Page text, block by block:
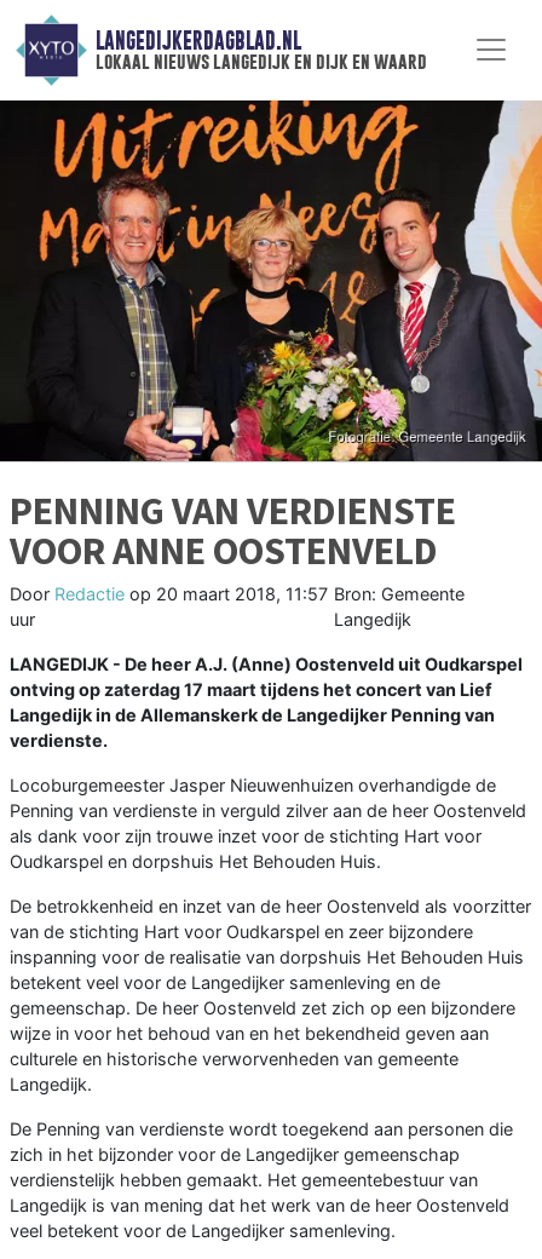
LANGEDIJKERDAGBLAD.NL
lokaal nieuws langedijk en dijk en waard
PENNING VAN VERDIENSTE
VOOR ANNE OOSTENVELD
Door Redactie op 20 maart 2018, 11:57
uur
Bron: Gemeente
Langedijk
LANGEDIJK - De heer A.J. (Anne) Oostenveld uit Oudkarspel
ontving op zaterdag 17 maart tijdens het concert van Lief
Langedijk in de Allemanskerk de Langedijker Penning van
verdienste.
Locoburgemeester Jasper Nieuwenhuizen overhandigde de
Penning van verdienste in verguld zilver aan de heer Oostenveld
als dank voor zijn trouwe inzet voor de stichting Hart voor
Oudkarspel en dorpshuis Het Behouden Huis.
De betrokkenheid en inzet van de heer Oostenveld als voorzitter
van de stichting Hart voor Oudkarspel en zeer bijzondere
inspanning voor de realisatie van dorpshuis Het Behouden Huis
betekent veel voor de Langedijker samenleving en de
gemeenschap. De heer Oostenveld zet zich op een bijzondere
wijze in voor het behoud van en het bekendheid geven aan
culturele en historische verworvenheden van gemeente
Langedijk.
De Penning van verdienste wordt toegekend aan personen die
zich in het bijzonder voor de Langedijker gemeenschap
verdienstelijk hebben gemaakt. Het gemeentebestuur van
Langedijk is van mening dat het werk van de heer Oostenveld
veel betekent voor de Langedijker samenleving.